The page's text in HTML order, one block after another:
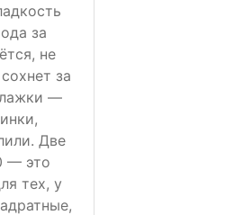
за
не
за
—
Две
— это
тех, у